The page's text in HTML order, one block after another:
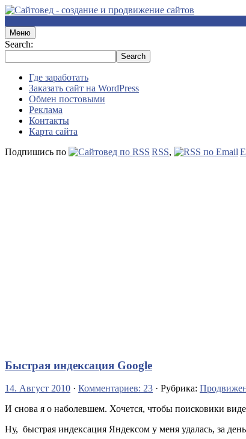
Меню
Search:
Где заработать
Заказать сайт на WordPress
Обмен постовыми
Реклама
Контакты
Карта сайта
Подпишись по
RSS,
Быстрая индексация Google
14. Август 2010 · Комментариев: 23 · Рубрика:
И снова я о наболевшем. Хочется, чтобы поисковики
Ну, быстрая индексация Яндексом у меня удалась, за